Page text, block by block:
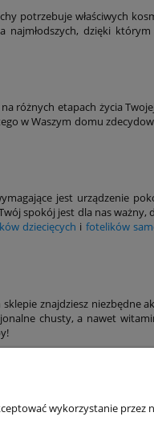
potrzebuje właściwych
dzięki
różnych etapach życia
w Waszym domu
jest urządzenie
spokój jest dla nas
dziecięcych i fotelików
znajdziesz niezbędne
chusty, a nawet
Informacje o
wykorzystanie przez